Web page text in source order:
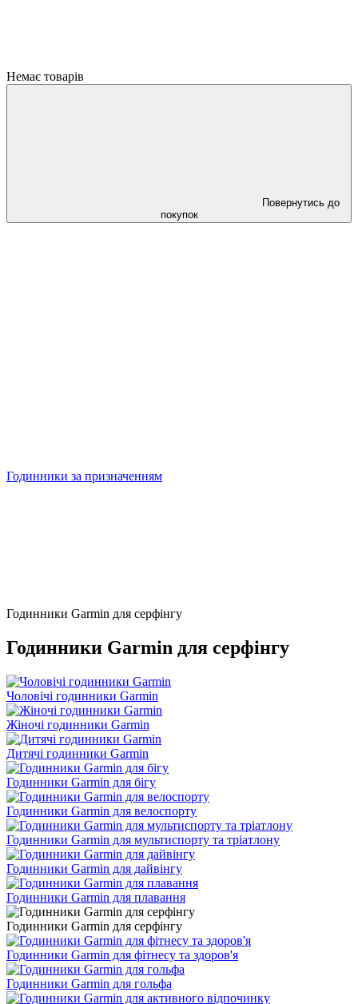
Немає товарів
Повернутись до
покупок
Годинники за призначенням
Годинники Garmin для серфінгу
Годинники Garmin для серфінгу
Чоловічі годинники Garmin
Жіночі годинники Garmin
Дитячі годинники Garmin
Годинники Garmin для бігу
Годинники Garmin для велоспорту
Годинники Garmin для мультиспорту та тріатлону
Годинники Garmin для дайвінгу
Годинники Garmin для плавання
Годинники Garmin для серфінгу
Годинники Garmin для фітнесу та здоров'я
Годинники Garmin для гольфа